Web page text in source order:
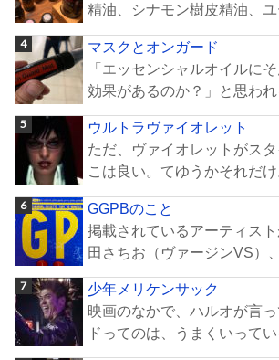
精油、シナモン樹皮精油、
マスクとオンガード
「エッセンシャルオイルに
効果があるのか？」と思わ
ウルトラヴァイオレット
ただ、ヴァイオレットがス
こは良い。てゆうかそれだ
GGPBのこと
掲載されているアーティス
田さちお（ヴァージンVS）
少年メリケンサック
映画のなかで、ハルオが言
ドってのは、うまくいって